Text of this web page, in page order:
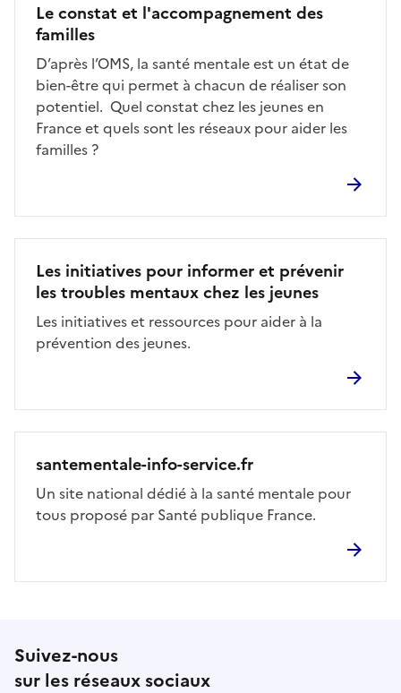
Le constat et l'accompagnement des
familles
D’après l’OMS, la santé mentale est un état de
bien-être qui permet à chacun de réaliser son
potentiel. Quel constat chez les jeunes en
France et quels sont les réseaux pour aider les
familles ?
Les initiatives pour informer et prévenir
les troubles mentaux chez les jeunes
Les initiatives et ressources pour aider à la
prévention des jeunes.
santementale-info-service.fr
Un site national dédié à la santé mentale pour
tous proposé par Santé publique France.
Suivez-nous
sur les réseaux sociaux